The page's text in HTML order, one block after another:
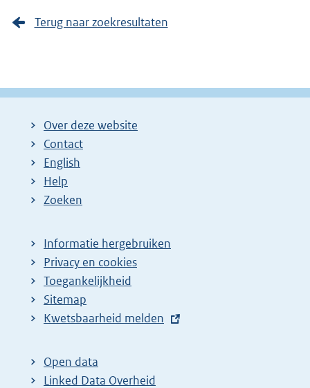
Terug naar zoekresultaten
Over deze website
Contact
English
Help
Zoeken
Informatie hergebruiken
Privacy en cookies
Toegankelijkheid
Sitemap
E
t
e
Kwetsbaarheid melden
Open data
Linked Data Overheid